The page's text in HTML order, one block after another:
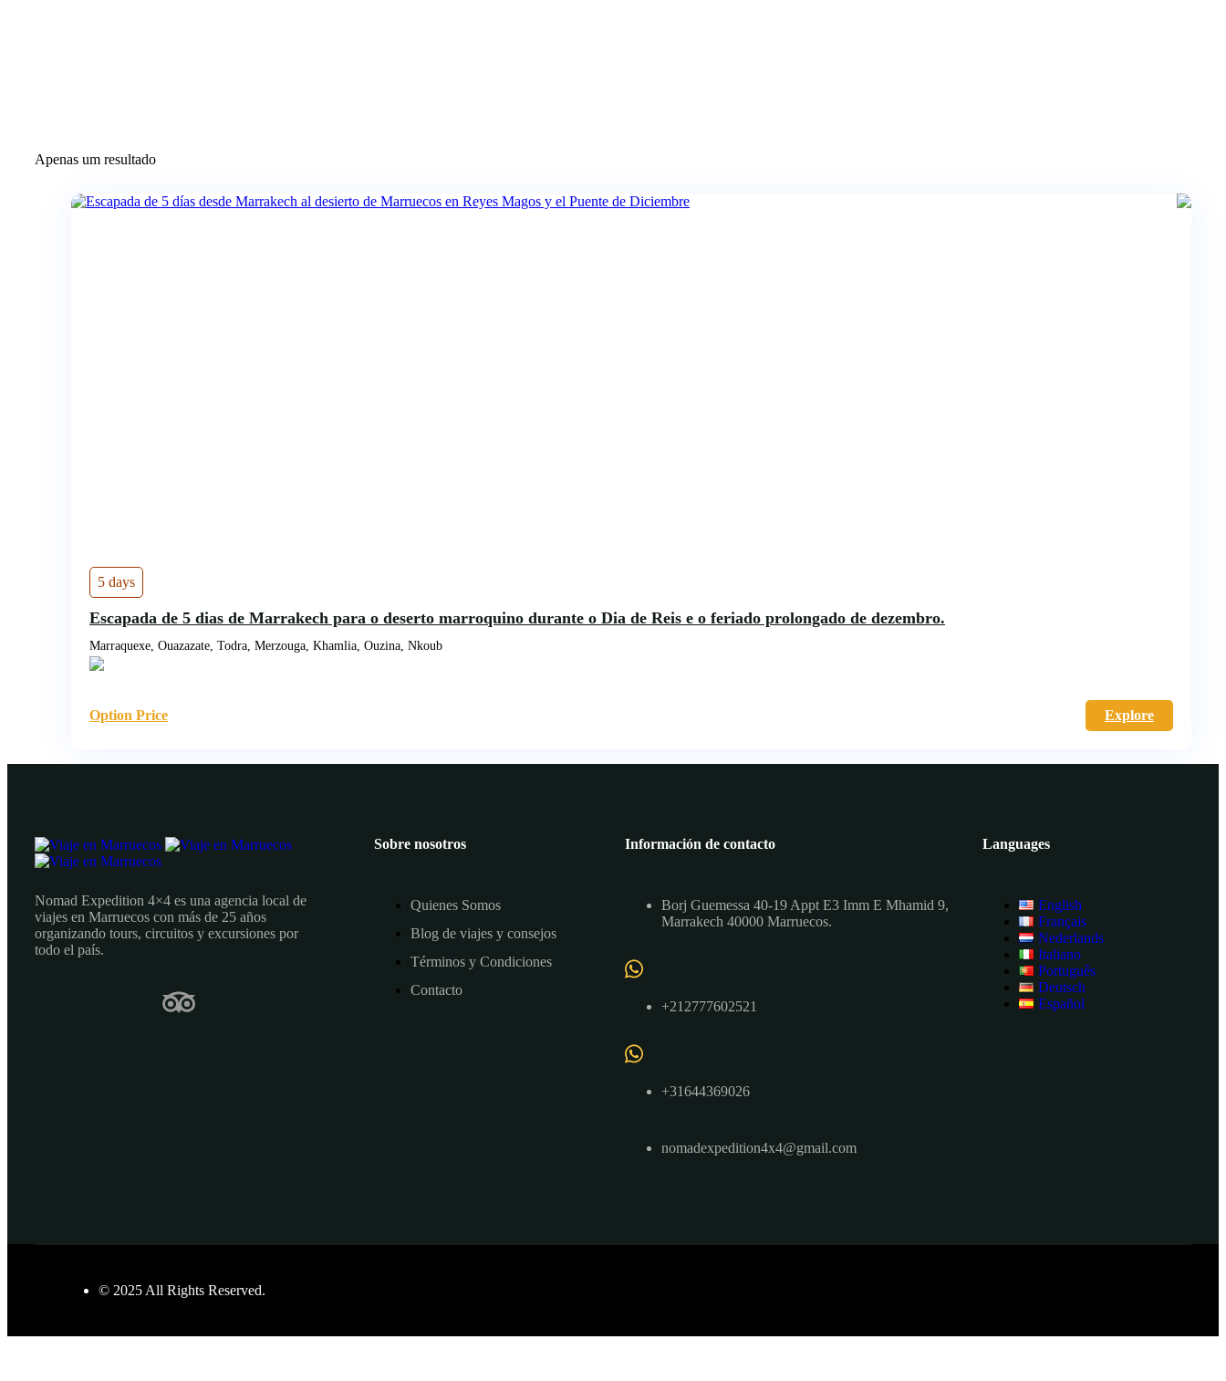
Apenas um resultado
5 days
Escapada de 5 dias de Marrakech para o deserto marroquino durante o Dia de Reis e o feriado prolongado de dezembro.
Marraquexe, Ouazazate, Todra, Merzouga, Khamlia, Ouzina, Nkoub
Option Price Explore
Nomad Expedition 4×4 es una agencia local de
viajes en Marruecos con más de 25 años
organizando tours, circuitos y excursiones por
todo el país.
Sobre nosotros
Quienes Somos
Blog de viajes y consejos
Términos y Condiciones
Contacto
Información de contacto
Borj Guemessa 40-19 Appt E3 Imm E Mhamid 9,
Marrakech 40000 Marruecos.
+212777602521
+31644369026
nomadexpedition4x4@gmail.com
Languages
English
Français
Nederlands
Italiano
Português
Deutsch
Español
© 2025 All Rights Reserved.